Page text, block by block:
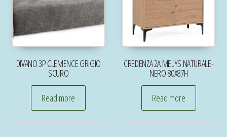
DIVANO 3P CLEMENCE GRIGIO
SCURO
Read more
CREDENZA 2A MELYS NATURALE-
NERO 80X87H
Read more